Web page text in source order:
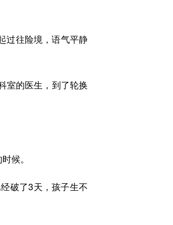
过往险境，语气平静
室的医生，到了轮换
候。
破了3天，孩子生不